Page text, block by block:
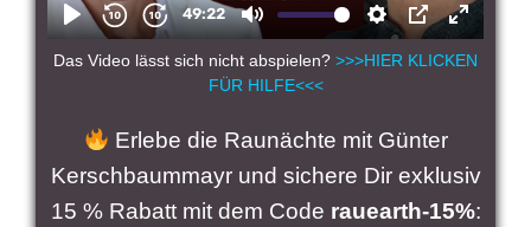
Das Video lässt sich nicht abspielen? >>>HIER KLICKEN
FÜR HILFE<<<
Erlebe die Raunächte mit Günter
Kerschbaummayr und sichere Dir exklusiv
15 % Rabatt mit dem Code rauearth-15%: